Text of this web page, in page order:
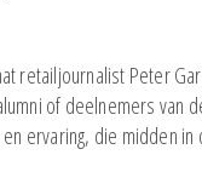
retailjournalist Peter
of deelnemers van
ervaring, die midden